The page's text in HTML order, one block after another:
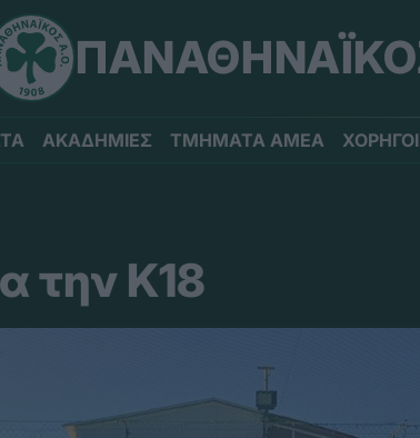
ΑΚΑΔΗΜΙΕΣ ΤΜΗΜΑΤΑ ΑΜΕΑ ΧΟΡΗΓΟΙ
την Κ18